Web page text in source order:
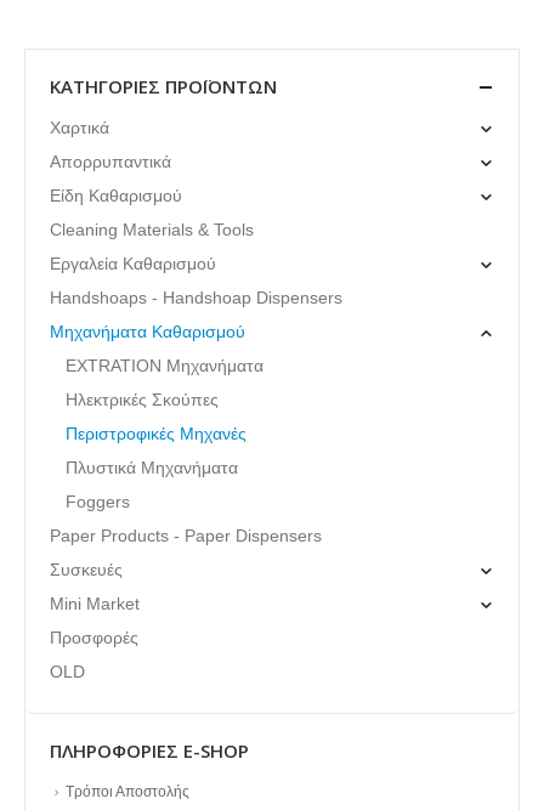
ΚΑΤΗΓΟΡΊΕΣ ΠΡΟΪΌΝΤΩΝ
Χαρτικά
Απορρυπαντικά
Είδη Καθαρισμού
Cleaning Materials & Tools
Εργαλεία Καθαρισμού
Handshoaps - Handshoap Dispensers
Μηχανήματα Καθαρισμού
EXTRATION Μηχανήματα
Ηλεκτρικές Σκούπες
Περιστροφικές Μηχανές
Πλυστικά Μηχανήματα
Foggers
Paper Products - Paper Dispensers
Συσκευές
Mini Market
Προσφορές
OLD
ΠΛΗΡΟΦΟΡΊΕΣ E-SHOP
Τρόποι Αποστολής